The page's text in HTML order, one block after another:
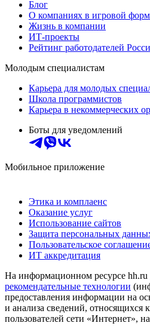
Блог
О компаниях в игровой
Жизнь в компании
ИТ-проекты
Рейтинг работодателей
Молодым специалистам
Карьера для молодых
Школа программистов
Карьера в некоммерческих
Боты для уведомлений
Мобильное приложение
Этика и комплаенс
Оказание услуг
Использование сайтов
Защита персональных
Пользовательское
ИТ аккредитация
На информационном ресурсе hh.ru
рекомендательные технологии
предоставления информации на
и анализа сведений, относящихся
пользователей сети «Интернет»,